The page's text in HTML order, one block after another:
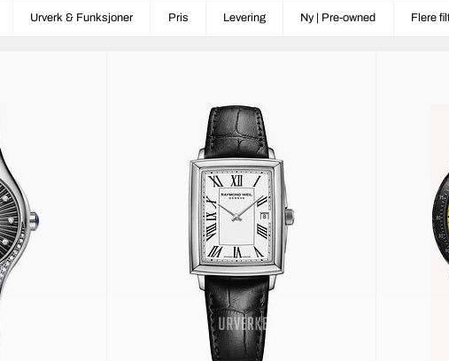
Urverk & Funksjoner Pris Levering Ny | Pre-owned Flere